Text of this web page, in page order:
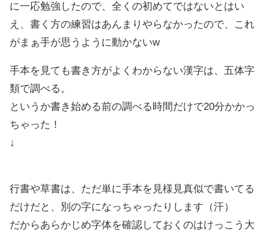
に一応勉強したので、全くの初めてではないとはい
え、書く方の練習はあんまりやらなかったので、これ
がまぁ手が思うように動かないw
手本を見ても書き方がよくわからない漢字は、五体字
類で調べる。
というか書き始める前の調べる時間だけで20分かかっ
ちゃった！
↓
行書や草書は、ただ単に手本を見様見真似で書いてる
だけだと、別の字になっちゃったりします（汗）
だからあらかじめ字体を確認しておくのはけっこう大